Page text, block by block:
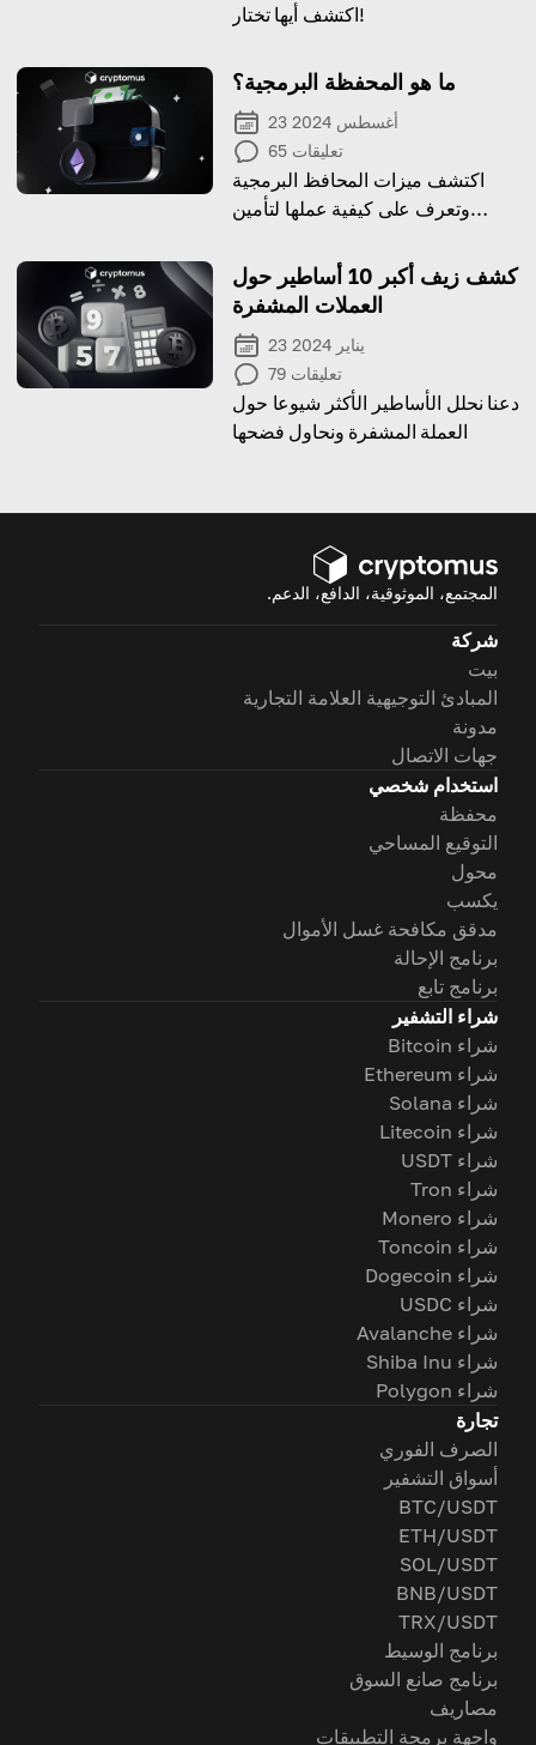
اكتشف أيها تختار!
ما هو المحفظة البرمجية؟
23 أغسطس 2024
65 تعليقات
اكتشف ميزات المحافظ البرمجية
وتعرف على كيفية عملها لتأمين
كشف زيف أكبر 10 أساطير حول
العملات المشفرة
23 يناير 2024
79 تعليقات
دعنا نحلل الأساطير الأكثر شيوعا حول
العملة المشفرة ونحاول فضحها
المجتمع، الموثوقية، الدافع، الدعم.
شركة
بيت
المبادئ التوجيهية العلامة التجارية
مدونة
جهات الاتصال
استخدام شخصي
محفظة
التوقيع المساحي
محول
يكسب
مدقق مكافحة غسل الأموال
برنامج الإحالة
برنامج تابع
شراء التشفير
شراء Bitcoin
شراء Ethereum
شراء Solana
شراء Litecoin
شراء USDT
شراء Tron
شراء Monero
شراء Toncoin
شراء Dogecoin
شراء USDC
شراء Avalanche
شراء Shiba Inu
شراء Polygon
تجارة
الصرف الفوري
أسواق التشفير
BTC/USDT
ETH/USDT
SOL/USDT
BNB/USDT
TRX/USDT
برنامج الوسيط
برنامج صانع السوق
مصاريف
واجهة برمجة التطبيقات